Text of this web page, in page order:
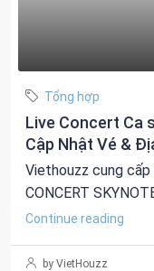
Tổng hợp
Live Concert Ca
Cập Nhật Vé &
Viethouzz cung
CONCERT
Continue reading
by VietHouzz